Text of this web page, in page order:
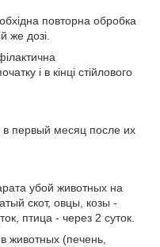
повторна обробка
же дозі.
і в кінці стійлового
первый месяц после их
убой животных на
скот, овцы, козы -
птица - через 2 суток.
животных (печень,